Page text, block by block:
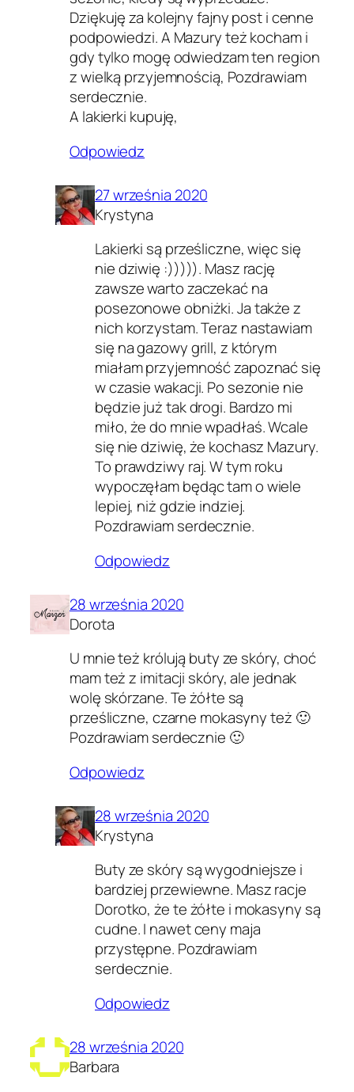
Dziękuję za kolejny fajny post i cenne
podpowiedzi. A Mazury też kocham i
gdy tylko mogę odwiedzam ten region
z wielką przyjemnością, Pozdrawiam
serdecznie.
A lakierki kupuję,
Odpowiedz
27 września 2020
Krystyna
Lakierki są prześliczne, więc się
nie dziwię :))))). Masz rację
zawsze warto zaczekać na
posezonowe obniżki. Ja także z
nich korzystam. Teraz nastawiam
się na gazowy grill, z którym
miałam przyjemność zapoznać się
w czasie wakacji. Po sezonie nie
będzie już tak drogi. Bardzo mi
miło, że do mnie wpadłaś. Wcale
się nie dziwię, że kochasz Mazury.
To prawdziwy raj. W tym roku
wypoczęłam będąc tam o wiele
lepiej, niż gdzie indziej.
Pozdrawiam serdecznie.
Odpowiedz
28 września 2020
Dorota
U mnie też królują buty ze skóry, choć
mam też z imitacji skóry, ale jednak
wolę skórzane. Te żółte są
prześliczne, czarne mokasyny też 🙂
Pozdrawiam serdecznie 🙂
Odpowiedz
28 września 2020
Krystyna
Buty ze skóry są wygodniejsze i
bardziej przewiewne. Masz racje
Dorotko, że te żółte i mokasyny są
cudne. I nawet ceny maja
przystępne. Pozdrawiam
serdecznie.
Odpowiedz
28 września 2020
Barbara